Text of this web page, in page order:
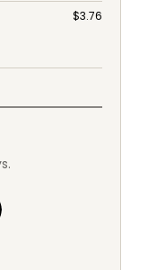
$3.76